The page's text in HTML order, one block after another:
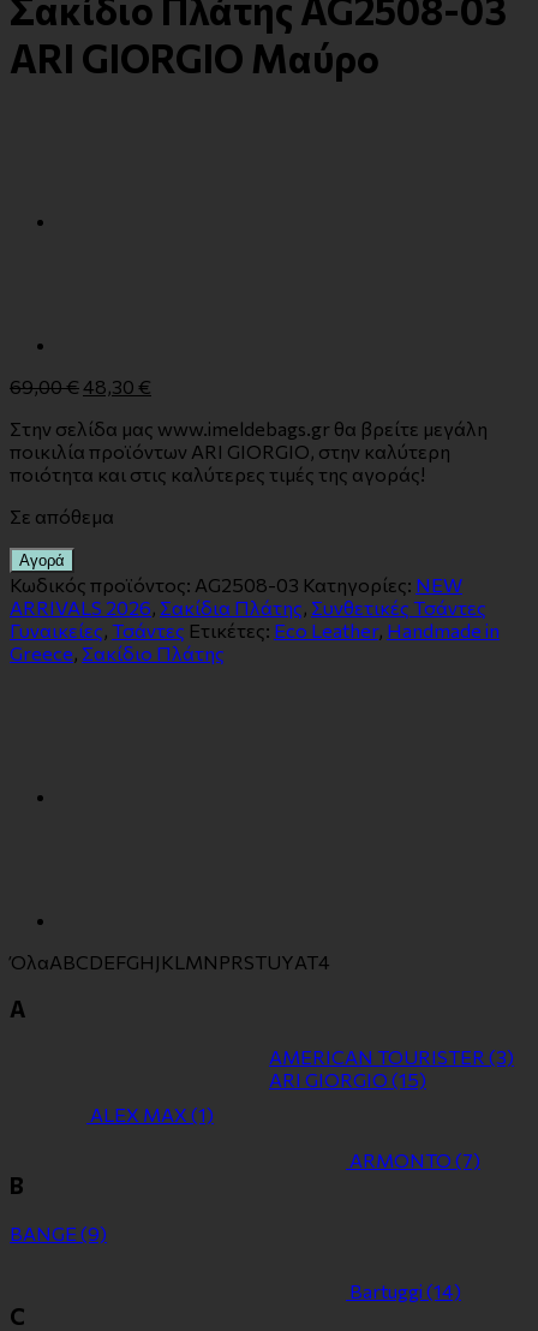
Σακίδιο Πλάτης AG2508-03
ARI GIORGIO Μαύρο
69,00€48,30 €
Στην σελίδα μας www.imeldebags.gr θα βρείτε μεγάλη
ποικιλία προϊόντων ARI GIORGIO, στην καλύτερη
ποιότητα και στις καλύτερες τιμές της αγοράς!
Σε απόθεμα
Αγορά
Κωδικός προϊόντος: AG2508-03 Κατηγορίες: NEW
ARRIVALS 2026 Σακίδια Πλάτης Συνθετικές Τσάντες
Γυναικείες Τσάντες Ετικέτες: Eco Leather, Handmade in
Greece Σακίδιο Πλάτης
ΌλαABCDEFGH J KL MN PRSTUYΑΤ4
A
ALEX MAX (1)
AMERICAN TOURISTER (3)
ARI GIORGIO (15)
ARMONTO (7)
B
BANGE (9)
Bartuggi (14)
C